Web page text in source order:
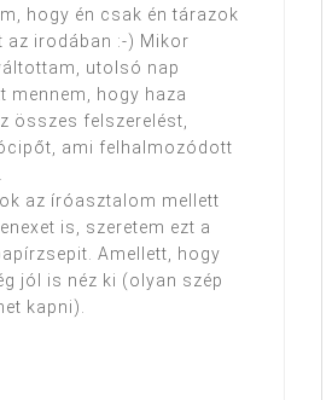
hogy én csak én tárazok
az irodában :-) Mikor
utolsó nap
mennem, hogy haza
összes felszerelést,
ami felhalmozódott
az íróasztalom mellett
is, szeretem ezt a
Amellett, hogy
jól is néz ki (olyan szép
kapni).